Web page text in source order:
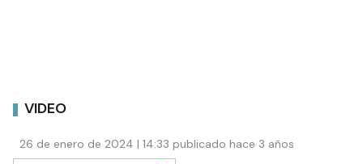
VIDEO
26 de enero de 2024 | 14:33 publicado hace 3 años